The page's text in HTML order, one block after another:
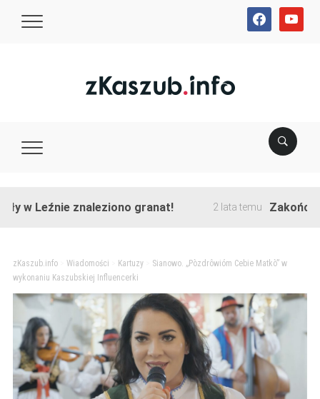
facebookyoutube
znaleziono granat! 2 lata temu Zakończono
zKaszub.info> Wiadomości Kartuzy> Sianowo. „Pòzdrôwióm Cebie Matkò” w
wykonaniu Kaszubskiej Influencerki